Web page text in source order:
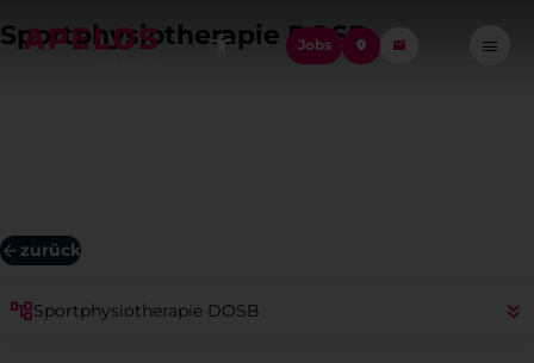
Jobs
Sportphysiotherapie DOSB
zurück
Sportphysiotherapie DOSB